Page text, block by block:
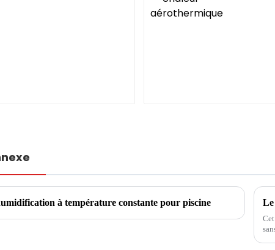
à température constante pour piscine